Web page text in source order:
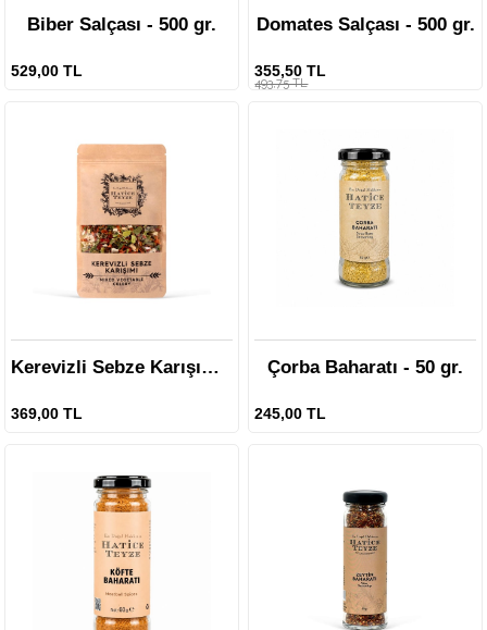
Biber Salçası - 500 gr.
529,00 TL
Domates Salçası - 500 gr.
355,50 TL
493,75 TL
Kerevizli Sebze Karışımı - 100 gr.
369,00 TL
Çorba Baharatı - 50 gr.
245,00 TL